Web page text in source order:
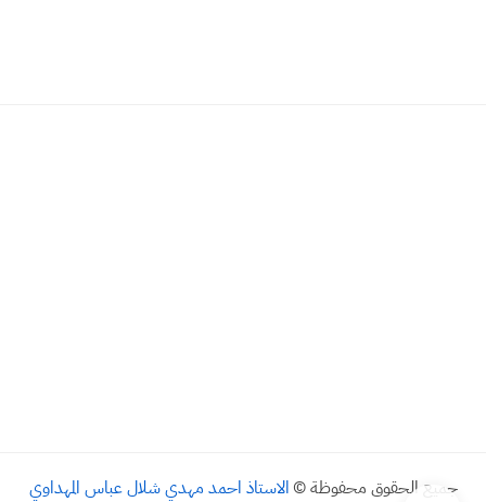
جميع الحقوق محفوظة © الاستاذ احمد مهدي شلال عباس المهداوي